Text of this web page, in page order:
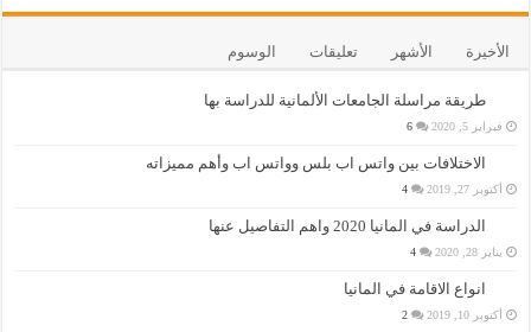
الأخيرة الأشهر تعليقات الوسوم
طريقة مراسلة الجامعات الألمانية للدراسة بها
فبراير 5, 2020 6
الاختلافات بين واتس اب بلس وواتس اب وأهم مميزاته
أكتوبر 27, 2019 4
الدراسة في المانيا 2020 واهم التفاصيل عنها
يناير 28, 2020 4
انواع الاقامة في المانيا
أكتوبر 10, 2019 2